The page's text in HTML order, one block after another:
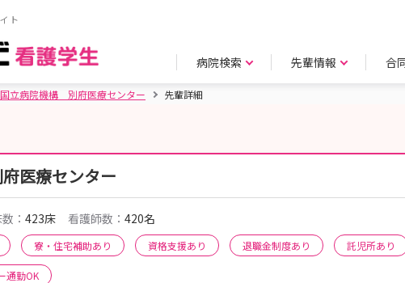
ト
病院検索 先輩情報 合
国立病院機構 別府医療センター 先輩詳細
医療センター
： 423床 看護師数： 420名
寮・住宅補助あり 資格支援あり 退職金制度あり 託児所あり
通勤OK